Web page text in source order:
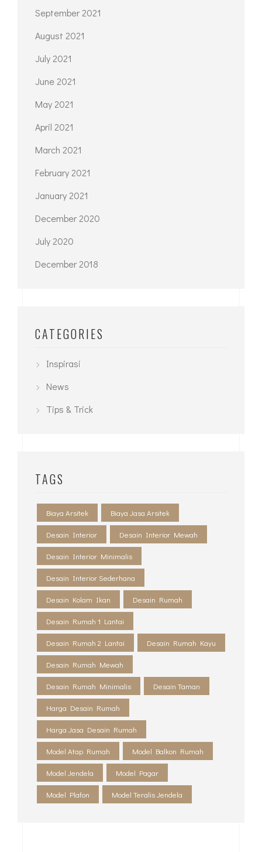
September 2021
August 2021
July 2021
June 2021
May 2021
April 2021
March 2021
February 2021
January 2021
December 2020
July 2020
December 2018
CATEGORIES
Inspirasi
News
Tips & Trick
TAGS
Biaya Arsitek Biaya Jasa Arsitek
Desain Interior Desain Interior Mewah
Desain Interior Minimalis
Desain Interior Sederhana
Desain Kolam Ikan Desain Rumah
Desain Rumah 1 Lantai
Desain Rumah 2 Lantai Desain Rumah Kayu
Desain Rumah Mewah
Desain Rumah Minimalis Desain Taman
Harga Desain Rumah
Harga Jasa Desain Rumah
Model Atap Rumah Model Balkon Rumah
Model Jendela Model Pagar
Model Plafon Model Teralis Jendela